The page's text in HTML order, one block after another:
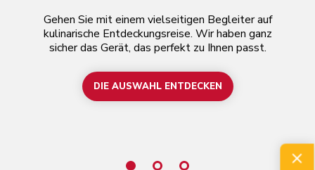
Gehen Sie mit einem vielseitigen Begleiter auf
kulinarische Entdeckungsreise. Wir haben ganz
sicher das Gerät, das perfekt zu Ihnen passt.
DIE AUSWAHL ENTDECKEN